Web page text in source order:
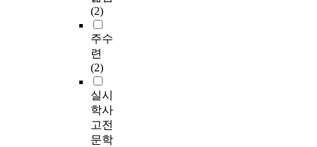
(2)
주수
련
(2)
실시
학사
고전
문학